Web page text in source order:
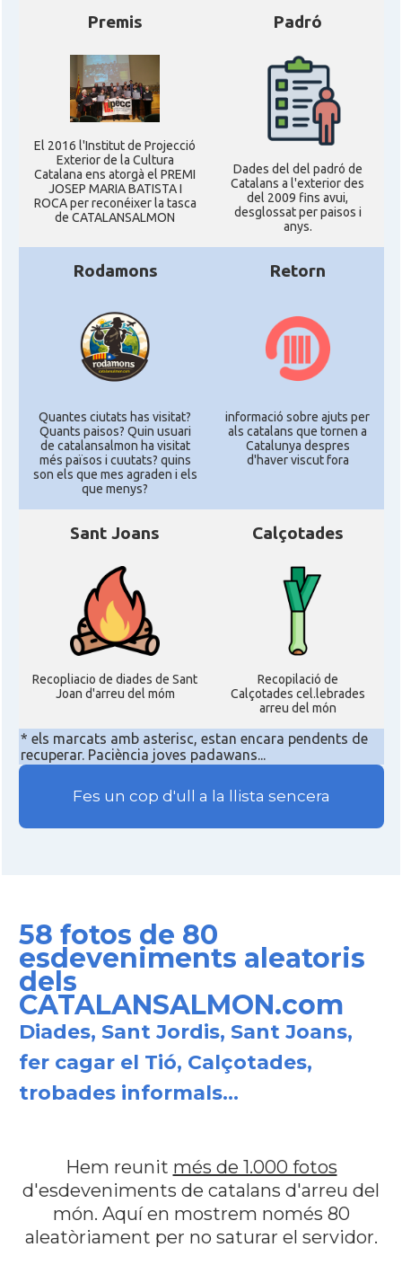
Premis
El 2016 l'Institut de Projecció
Exterior de la Cultura
Catalana ens atorgà el PREMI
JOSEP MARIA BATISTA I
ROCA per reconéixer la tasca
de CATALANSALMON
Padró
Dades del del padró de
Catalans a l'exterior des
del 2009 fins avui,
desglossat per paisos i
anys.
Rodamons
Quantes ciutats has visitat?
Quants paisos? Quin usuari
de catalansalmon ha visitat
més països i cuutats? quins
son els que mes agraden i els
que menys?
Retorn
informació sobre ajuts per
als catalans que tornen a
Catalunya despres
d'haver viscut fora
Sant Joans
Recopliacio de diades de Sant
Joan d'arreu del móm
Calçotades
Recopilació de
Calçotades cel.lebrades
arreu del món
* els marcats amb asterisc, estan encara pendents de
recuperar. Paciència joves padawans...
Fes un cop d'ull a la llista sencera
58 fotos de 80
esdeveniments aleatoris
dels
CATALANSALMON.com
Diades, Sant Jordis, Sant Joans,
fer cagar el Tió, Calçotades,
trobades informals...
Hem reunit més de 1.000 fotos
d'esdeveniments de catalans d'arreu del
món. Aquí en mostrem només 80
aleatòriament per no saturar el servidor.